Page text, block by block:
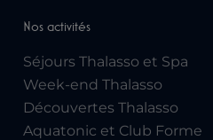
Nos activités
Séjours Thalasso et Spa
Week-end Thalasso
Découvertes Thalasso
Aquatonic et Club Forme